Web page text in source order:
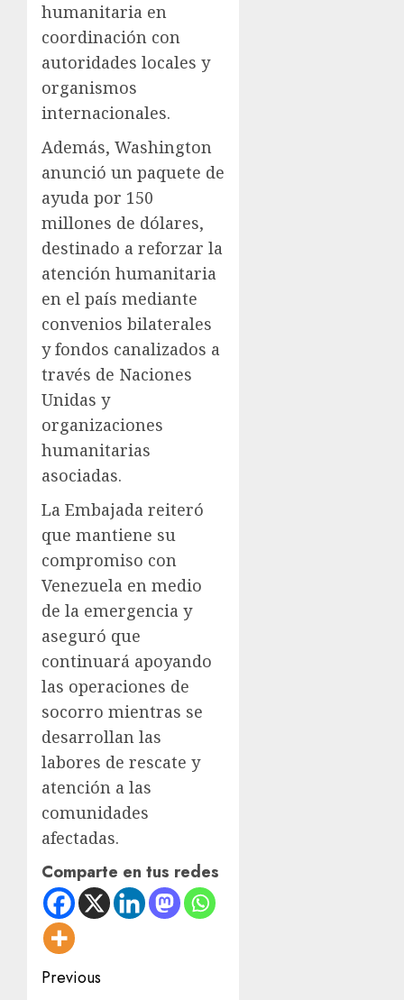
humanitaria en
coordinación con
autoridades locales y
organismos
internacionales.
Además, Washington
anunció un paquete de
ayuda por 150
millones de dólares,
destinado a reforzar la
atención humanitaria
en el país mediante
convenios bilaterales
y fondos canalizados a
través de Naciones
Unidas y
organizaciones
humanitarias
asociadas.
La Embajada reiteró
que mantiene su
compromiso con
Venezuela en medio
de la emergencia y
aseguró que
continuará apoyando
las operaciones de
socorro mientras se
desarrollan las
labores de rescate y
atención a las
comunidades
afectadas.
Comparte en tus redes
Post
Previous